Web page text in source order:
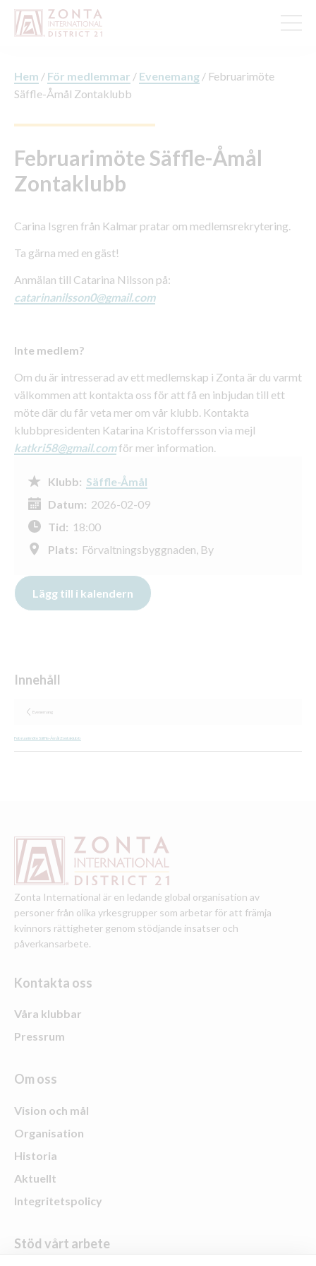
Hem / För medlemmar / Evenemang / Februarimöte
Säffle-Åmål Zontaklubb
Evenemang
Februarimöte Säffle-Åmål Zontaklubb
Februarimöte Säffle-Åmål
Zontaklubb
Carina Isgren från Kalmar pratar om medlemsrekrytering.
Ta gärna med en gäst!
Anmälan till Catarina Nilsson på:
catarinanilsson0@gmail.com
Inte medlem?
Om du är intresserad av ett medlemskap i Zonta är du varmt
välkommen att kontakta oss för att få en inbjudan till ett
möte där du får veta mer om vår klubb. Kontakta
klubbpresidenten Katarina Kristoffersson via mejl
katkri58@gmail.comför mer information.
Klubb: Säffle-Åmål
Datum: 2026-02-09
Tid: 18:00
Plats: Förvaltningsbyggnaden, By
Zonta International är en ledande global organisation av
personer från olika yrkesgrupper som arbetar för att främja
kvinnors rättigheter genom stödjande insatser och
påverkansarbete.
Kontakta oss
Våra klubbar
Pressrum
Om oss
Vision och mål
Organisation
Historia
Aktuellt
Integritetspolicy
Stöd vårt arbete